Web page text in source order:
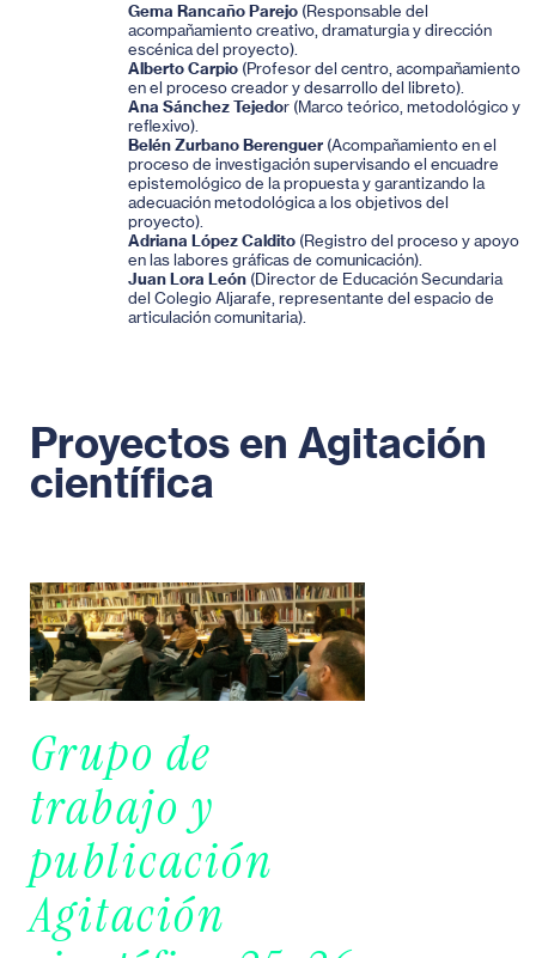
Gema Rancaño Parejo(Responsable del
acompañamiento creativo, dramaturgia y dirección
escénica del proyecto).
Alberto Carpio(Profesor del centro, acompañamiento
en el proceso creador y desarrollo del libreto).
Ana Sánchez Tejedor (Marco teórico, metodológico y
reflexivo).
Belén Zurbano Berenguer(Acompañamiento en el
proceso de investigación supervisando el encuadre
epistemológico de la propuesta y garantizando la
adecuación metodológica a los objetivos del
proyecto).
Adriana López Caldito(Registro del proceso y apoyo
en las labores gráficas de comunicación).
Juan Lora León(Director de Educación Secundaria
del Colegio Aljarafe, representante del espacio de
articulación comunitaria).
Proyectos en Agitación
científica
Grupo de
trabajo y
publicación
Agitación